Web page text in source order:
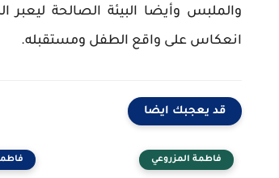
والملبس وأيضا البيئة الصالحة
انعكاس على واقع الطفل ومستقبله.
قد يعجبك ايضا
فاطمة المزروعي